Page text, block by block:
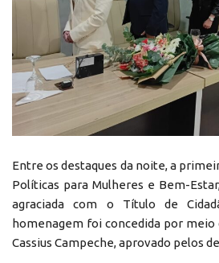
Entre os destaques da noite, a
Políticas para Mulheres e Bem-
agraciada com o Título de
homenagem foi concedida por
Cassius Campeche, aprovado pelos